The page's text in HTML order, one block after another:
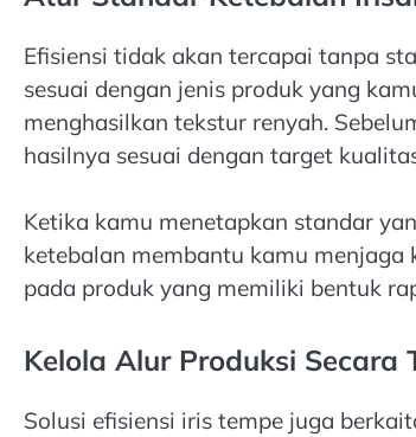
Efisiensi tidak akan tercapai tanpa
sesuai dengan jenis produk yang
menghasilkan tekstur renyah.
hasilnya sesuai dengan target
Ketika kamu menetapkan standar
ketebalan membantu kamu menjaga
pada produk yang memiliki bentuk
Kelola Alur Produksi Secara
Solusi efisiensi iris tempe juga